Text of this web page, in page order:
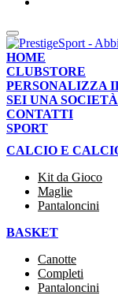
HOME
CLUBSTORE
PERSONALIZZA
SEI UNA
CONTATTI
SPORT
CALCIO E
Kit da Gioco
Maglie
Pantaloncini
BASKET
Canotte
Completi
Pantaloncini